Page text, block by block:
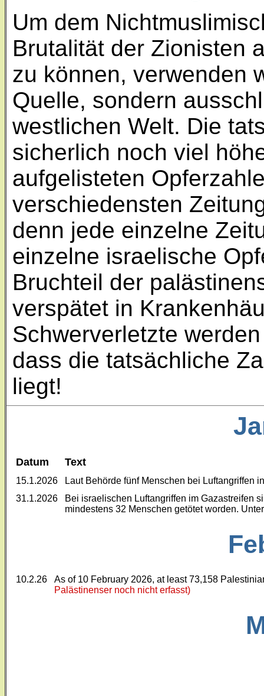
Um dem
Brutalität der Zionisten
zu können, verwenden
Quelle, sondern
westlichen Welt. Die
sicherlich noch viel
aufgelisteten
verschiedensten
denn jede einzelne
einzelne israelische
Bruchteil der
verspätet in
Schwerverletzte
dass die tatsächliche
liegt!
Datum Text
15.1.2026
Laut Behörde fünf Menschen bei Luftangriffen
31.1.2026
Bei israelischen Luftangriffen im Gazastreifen
mindestens 32 Menschen getötet worden.
10.2.26
As of 10 February 2026, at least 73,158
Palästinenser noch nicht erfasst)